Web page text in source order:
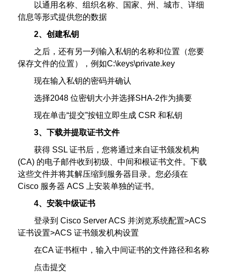
以通用名称、组织名称、国家、州、城市、详细
信息等形式提供您的数据
2、创建私钥
之后，还有另一列输入私钥的名称和位置（您要
保存文件的位置），例如C:\keys\private.key
现在输入私钥的密码并确认
选择2048 位密钥大小并选择SHA-2作为摘要
现在单击“提交”按钮立即生成 CSR 和私钥
3、下载并提取证书文件
获得 SSL 证书后，您将通过来自证书颁发机构
(CA) 的电子邮件收到初级、中间和根证书文件。下载
这些文件并将其解压缩到服务器目录。您必须在
Cisco 服务器 ACS 上安装单独的证书。
4、安装中级证书
登录到 Cisco Server ACS 并浏览系统配置>ACS
证书设置>ACS 证书颁发机构设置
在CA 证书框中，输入中间证书的文件路径和名称
点击提交